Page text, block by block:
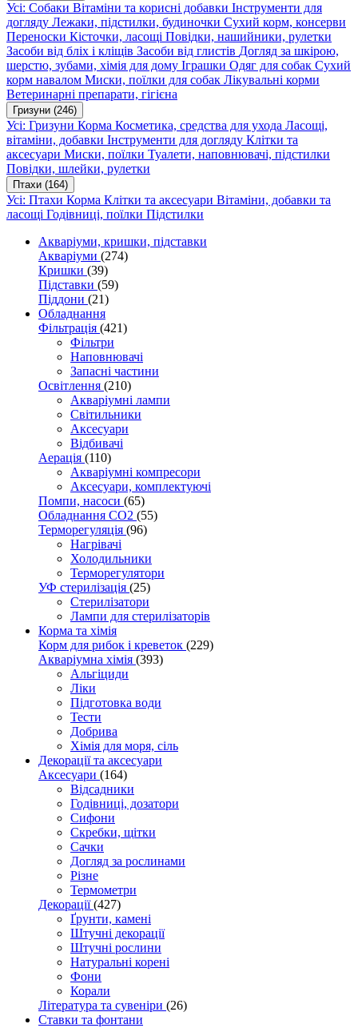
Усі: Собаки Вітаміни та корисні добавки Інструменти для
догляду Лежаки, підстилки, будиночки Сухий корм, консерви
Переноски Кісточки, ласощі Повідки, нашийники, рулетки
Засоби від бліх і кліщів Засоби від глистів Догляд за шкірою,
шерстю, зубами, хімія для дому Іграшки Одяг для собак Сухий
корм навалом Миски, поїлки для собак Лікувальні корми
Ветеринарні препарати, гігієна
Гризуни (246)
Усі: Гризуни Корма Косметика, средства для ухода Ласощі,
вітаміни, добавки Інструменти для догляду Клітки та
аксесуари Миски, поїлки Туалети, наповнювачі, підстилки
Повідки, шлейки, рулетки
Птахи (164)
Усі: Птахи Корма Клітки та аксесуари Вітаміни, добавки та
ласощі Годівниці, поїлки Підстилки
Акваріуми, кришки, підставки
Акваріуми (274)
Кришки (39)
Підставки (59)
Піддони (21)
Обладнання
Фільтрація (421)
Фільтри
Наповнювачі
Запасні частини
Освітлення (210)
Акваріумні лампи
Світильники
Аксесуари
Відбивачі
Аерація (110)
Акваріумні компресори
Аксесуари, комплектуючі
Помпи, насоси (65)
Обладнання CO2 (55)
Терморегуляція (96)
Нагрівачі
Холодильники
Терморегулятори
УФ стерилізація (25)
Стерилізатори
Лампи для стерилізаторів
Корма та хімія
Корм для рибок і креветок (229)
Акваріумна хімія (393)
Альгіциди
Ліки
Підготовка води
Тести
Добрива
Хімія для моря, сіль
Декорації та аксесуари
Аксесуари (164)
Відсадники
Годівниці, дозатори
Сифони
Скребки, щітки
Сачки
Догляд за рослинами
Різне
Термометри
Декорації(427)
Ґрунти, камені
Штучні декорації
Штучні рослини
Натуральні корені
Фони
Корали
Література та сувеніри (26)
Ставки та фонтани